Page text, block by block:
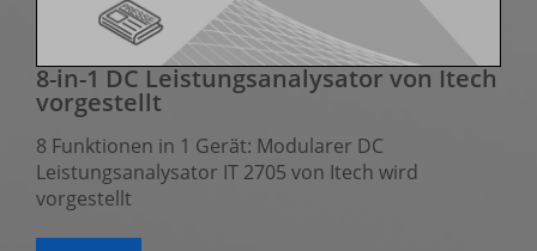
8-in-1 DC Leistungsanalysator von Itech
vorgestellt
8 Funktionen in 1 Gerät: Modularer DC
Leistungsanalysator IT 2705 von Itech wird
vorgestellt